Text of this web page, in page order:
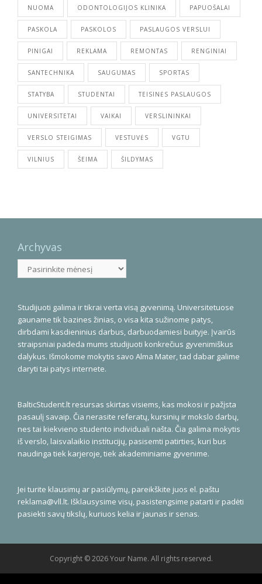
NUOMA ODONTOLOGIJOS KLINIKA PAPUOŠALAI
PASKOLA PASKOLOS PASLAUGOS VERSLUI
PINIGAI REKLAMA REMONTAS RENGINIAI
SANTECHNIKA SAUGUMAS SPORTAS
STATYBA STUDENTAI TEISINĖS PASLAUGOS
UNIVERSITETAI VAIKAI VERSLININKAI
VERSLO STEIGIMAS VESTUVĖS VGTU
VILNIUS ŠEIMA ŠILDYMAS
Archyvas
Archyvas
Studijuoti galima ir tikrai verta visą gyvenimą. Universitetuose
gauname tik bazines žinias, o visa kita sužinome patys,
dirbdami kasdieninius darbus, darbuodamiesi buityje. Įvairūs
straipsniai padeda mums studijuoti konkrečius gyvenimiškus
dalykus. Išmokome mokytis savo Alma Mater, tad dabar galime
daryti tai patys internete.
BalticStudent.lt resursas skirtas visiems, kas mokosi ir pažįsta
pasaulį savaip. Čia nerasite referatų, kursinių ir mokslo darbų,
nes tai kiekvieno studento individuali našta. Čia galima mokytis
iš verslo, laisvalaikio institucijų, pasisemti patirties, kuri bus
naudinga tiek karjeroje, tiek akademiniame gyvenime.
Jei turite klausimų ar pasiūlymų, pareikškite juos el. paštu
reklama@vll.lt. Išklausysime visų, pasistengsime patarti ir padėti
pasiekti savų tikslų, kuriuos kelia ir jaunas ir senas.
Copyright © 2026 Your Name. All rights reserved.